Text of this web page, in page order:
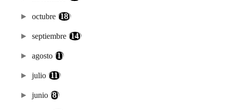
►octubre (18)
►septiembre (14)
►agosto(1)
►julio(11)
►junio(8)